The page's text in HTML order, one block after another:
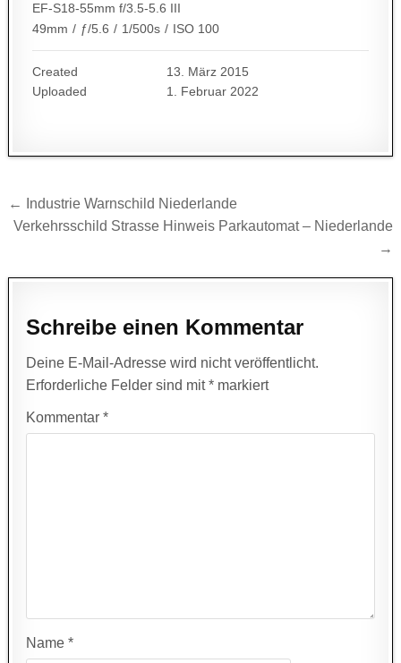
EF-S18-55mm f/3.5-5.6 III
49mm / ƒ/5.6 / 1/500s / ISO 100
Created
13. März 2015
Uploaded
1. Februar 2022
Beitragsnavigation
← Industrie Warnschild Niederlande
Verkehrsschild Strasse Hinweis Parkautomat – Niederlande
→
Schreibe einen Kommentar
Deine E-Mail-Adresse wird nicht veröffentlicht.
Erforderliche Felder sind mit* markiert
Kommentar*
Name*